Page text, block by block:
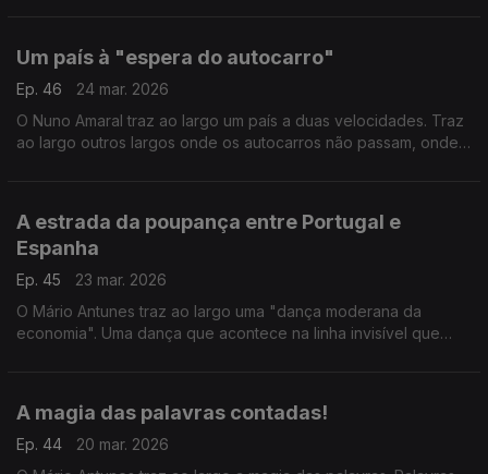
Um país à "espera do autocarro"
Ep. 46
24 mar. 2026
O Nuno Amaral traz ao largo um país a duas velocidades. Traz
ao largo outros largos onde os autocarros não passam, onde
A estrada da poupança entre Portugal e
Espanha
Ep. 45
23 mar. 2026
O Mário Antunes traz ao largo uma "dança moderana da
economia". Uma dança que acontece na linha invisível que
A magia das palavras contadas!
Ep. 44
20 mar. 2026